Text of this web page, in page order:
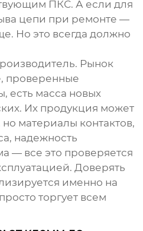
ПКС. А если для
цепи при ремонте —
Но это всегда должно
Рынок
проверенные
есть масса новых
Их продукция может
материалы контактов,
надежность
— все это проверяется
Доверять
именно на
торгует всем